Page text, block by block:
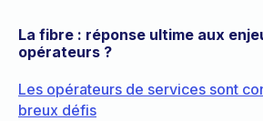
La fibre : réponse ultime aux
opérateurs ?
Les opérateurs de services sont
breux défis